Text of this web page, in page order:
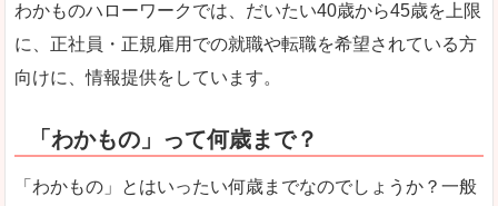
わかものハローワークでは、だいたい40歳から45歳を上限
に、正社員・正規雇用での就職や転職を希望されている方
向けに、情報提供をしています。
「わかもの」って何歳まで？
「わかもの」とはいったい何歳までなのでしょうか？一般